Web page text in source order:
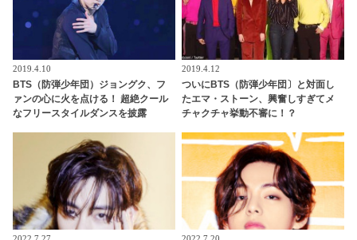
2019.4.10
BTS（防弾少年団）ジョングク、フ
ァンの心に火を点ける！ 超絶クール
なフリースタイルダンスを披露
2019.4.12
ついにBTS（防弾少年団〕と対面し
たエマ・ストーン、興奮しすぎてメ
チャクチャ挙動不審に！？